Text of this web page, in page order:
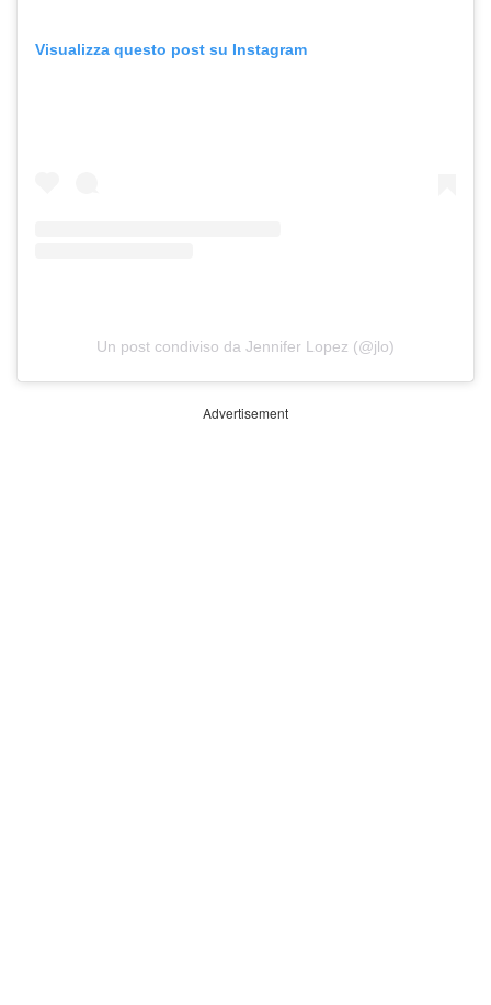
Visualizza questo post su Instagram
Un post condiviso da Jennifer Lopez (@jlo)
Advertisement